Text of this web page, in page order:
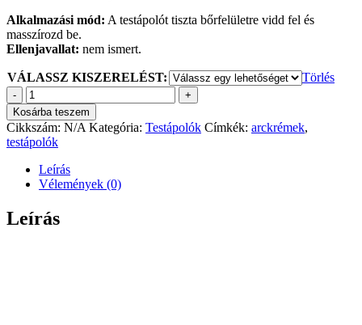
Alkalmazási mód: A testápolót tiszta bőrfelületre vidd fel és
masszírozd be.
Ellenjavallat: nem ismert.
VÁLASSZ KISZERELÉST:
Törlés
Lenmagos
bőrnyugtató
arc-
és
testápoló
mennyiség
Kosárba teszem
Cikkszám: N/A Kategória: Testápolók Címkék: arckrémek,
testápolók
Leírás
Vélemények (0)
Leírás